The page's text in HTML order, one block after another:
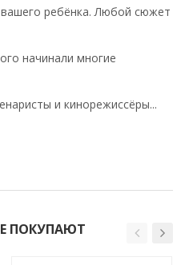
ребёнка. Любой сюжет
начинали многие
и кинорежиссёры...
ПОКУПАЮТ